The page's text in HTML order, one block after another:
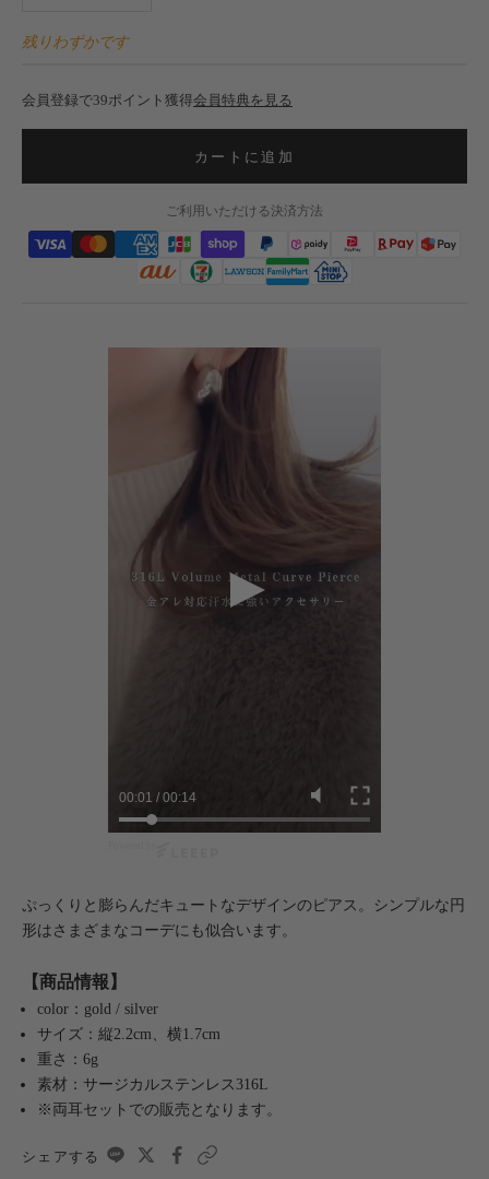
残りわずかです
会員登録で39ポイント獲得会員特典を見る
カートに追加
ご利用いただける決済方法
00:02 / 00:14
ぷっくりと膨らんだキュートなデザインのピアス。シンプルな円
形はさまざまなコーデにも似合います。
【商品情報】
color：gold / silver
サイズ：縦2.2cm、横1.7cm
重さ：6g
素材：サージカルステンレス316L
※両耳セットでの販売となります。
シェアする